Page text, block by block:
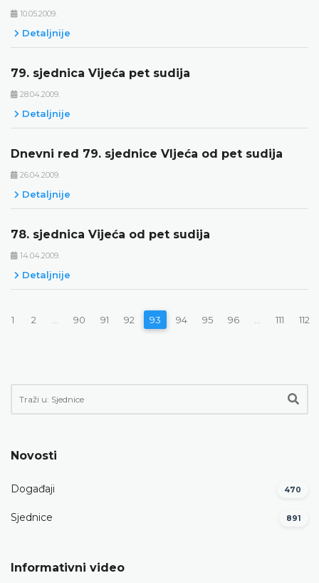
10.05.2009.
Detaljnije
79. sjednica Vijeća pet sudija
28.04.2009.
Detaljnije
Dnevni red 79. sjednice VIjeća od pet sudija
26.04.2009.
Detaljnije
78. sjednica Vijeća od pet sudija
14.04.2009.
Detaljnije
1 2 90 91 92 93 94 95 96 111 112
Novosti
Događaji 470
Sjednice 891
Informativni video